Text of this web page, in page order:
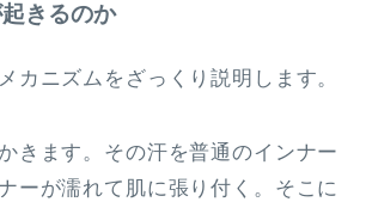
きるのか
カニズムをざっくり説明します。
きます。その汗を普通のインナー
ーが濡れて肌に張り付く。そこに